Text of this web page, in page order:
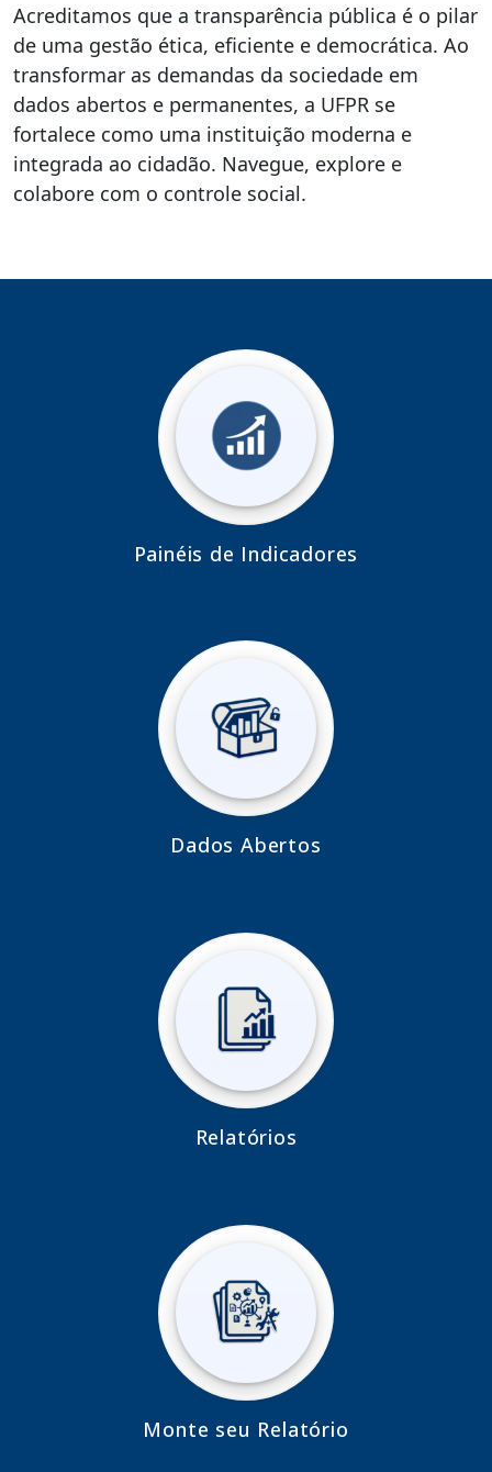
Acreditamos que a transparência pública é o pilar
de uma gestão ética, eficiente e democrática. Ao
transformar as demandas da sociedade em
dados abertos e permanentes, a UFPR se
fortalece como uma instituição moderna e
integrada ao cidadão. Navegue, explore e
colabore com o controle social.
Painéis de Indicadores
Dados Abertos
Relatórios
Monte seu Relatório